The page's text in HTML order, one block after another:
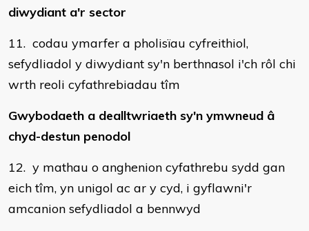
diwydiant a'r sector
11. codau ymarfer a pholisïau cyfreithiol,
sefydliadol y diwydiant sy'n berthnasol i'ch rôl chi
wrth reoli cyfathrebiadau tîm
Gwybodaeth a dealltwriaeth sy'n ymwneud â
chyd-destun penodol
12. y mathau o anghenion cyfathrebu sydd gan
eich tîm, yn unigol ac ar y cyd, i gyflawni'r
amcanion sefydliadol a bennwyd